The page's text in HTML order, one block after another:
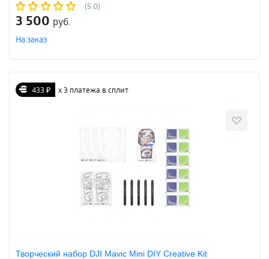
(5.0)
3 500 руб.
На заказ
433 ₽ х 3 платежа в сплит
Творческий набор DJI Mavic Mini DIY Creative Kit